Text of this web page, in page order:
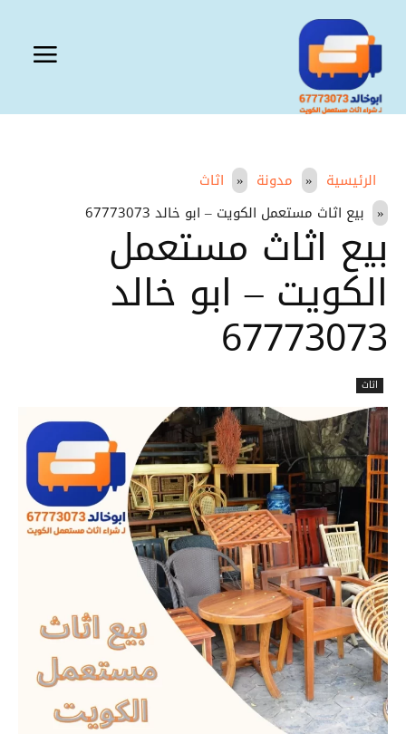
الرئيسية مدونة
اثاث
بيع اثاث مستعمل الكويت – ابو خالد 67773073
بيع اثاث مستعمل
الكويت – ابو خالد
67773073
اثاث